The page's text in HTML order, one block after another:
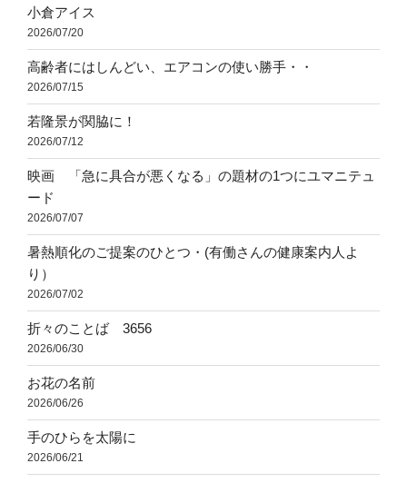
小倉アイス
2026/07/20
高齢者にはしんどい、エアコンの使い勝手・・
2026/07/15
若隆景が関脇に！
2026/07/12
映画 「急に具合が悪くなる」の題材の1つにユマニテュ
ード
2026/07/07
暑熱順化のご提案のひとつ・(有働さんの健康案内人よ
り）
2026/07/02
折々のことば 3656
2026/06/30
お花の名前
2026/06/26
手のひらを太陽に
2026/06/21